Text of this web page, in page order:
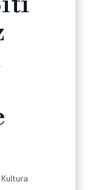
Kultura